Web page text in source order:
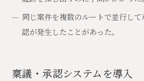
同じ案件を複数のルートで並行し
認が発生したことがあった。
稟議・承認システムを導入